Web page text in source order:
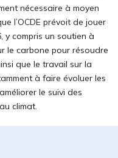
nécessaire à moyen
l’OCDE prévoit de jouer
y compris un soutien à
le carbone pour résoudre
que le travail sur la
à faire évoluer les
le suivi des
climat.